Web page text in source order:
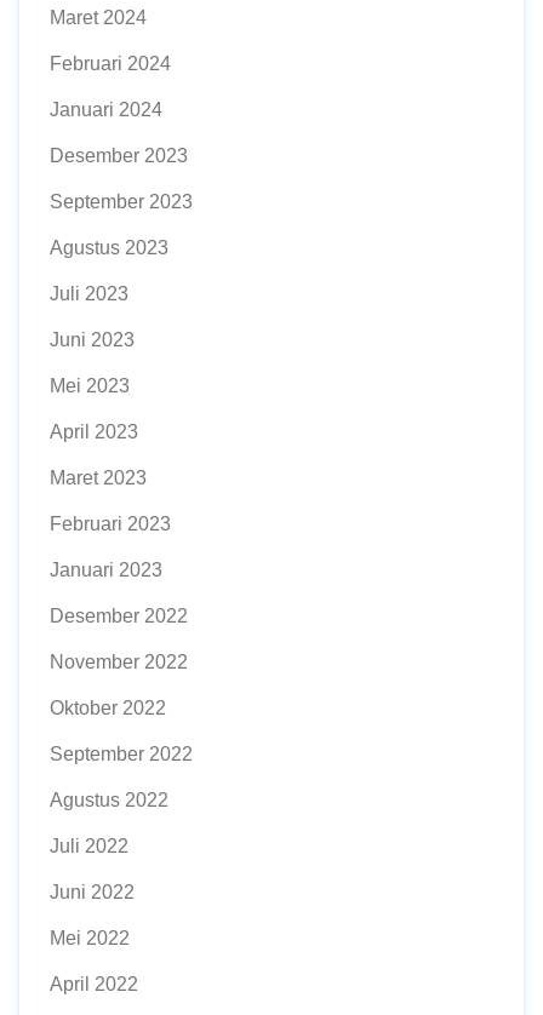
Maret 2024
Februari 2024
Januari 2024
Desember 2023
September 2023
Agustus 2023
Juli 2023
Juni 2023
Mei 2023
April 2023
Maret 2023
Februari 2023
Januari 2023
Desember 2022
November 2022
Oktober 2022
September 2022
Agustus 2022
Juli 2022
Juni 2022
Mei 2022
April 2022